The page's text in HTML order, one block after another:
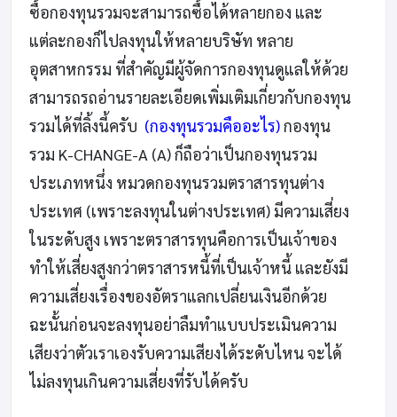
ซื้อกองทุนรวมจะสามารถซื้อได้หลายกอง และ
แต่ละกองก็ไปลงทุนให้หลายบริษัท หลาย
อุตสาหกรรม ที่สำคัญมีผู้จัดการกองทุนดูแลให้ด้วย
สามารถรถอ่านรายละเอียดเพิ่มเติมเกี่ยวกับกองทุน
รวมได้ที่ลิ้งนี้ครับ (กองทุนรวมคืออะไร)กองทุน
รวม K-CHANGE-A (A) ก็ถือว่าเป็นกองทุนรวม
ประเภทหนึ่ง หมวดกองทุนรวมตราสารทุนต่าง
ประเทศ (เพราะลงทุนในต่างประเทศ) มีความเสี่ยง
ในระดับสูง เพราะตราสารทุนคือการเป็นเจ้าของ
ทำให้เสี่ยงสูงกว่าตราสารหนี้ที่เป็นเจ้าหนี้ และยังมี
ความเสี่ยงเรื่องของอัตราแลกเปลี่ยนเงินอีกด้วย
ฉะนั้นก่อนจะลงทุนอย่าลืมทำแบบประเมินความ
เสียงว่าตัวเราเองรับความเสียงได้ระดับไหน จะได้
ไม่ลงทุนเกินความเสี่ยงที่รับได้ครับ